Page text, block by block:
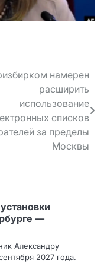
намерен
расширить
использование
списков
за пределы
Москвы
—
Александру
2027 года.